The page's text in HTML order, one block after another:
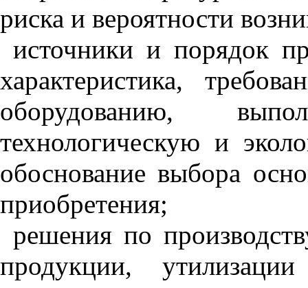
риска и вероятности
источники и порядок
характеристика,
оборудованию,
технологическую и
обоснование выбора
приобретения;
решения по
продукции,